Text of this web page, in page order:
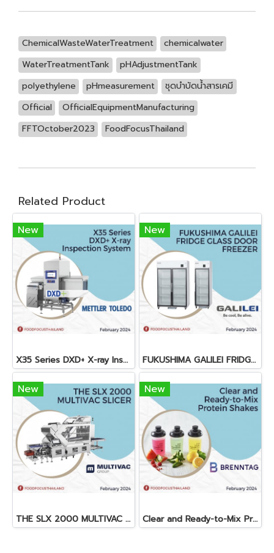
ChemicalWasteWaterTreatment
chemicalwater
WaterTreatmentTank
pHAdjustmentTank
polyethylene
pHmeasurement
ชุดบำบัดน้ำสารเคมี
Official
OfficialEquipmentManufacturing
FFTOctober2023
FoodFocusThailand
Related Product
New
X35 Series DXD+ X-ray Inspection System
New
FUKUSHIMA GALILEI FRIDGE GLASS DOOR FREEZER
New
THE SLX 2000 MULTIVAC SLICER
New
Clear and Ready-to-Mix Protein Shakes